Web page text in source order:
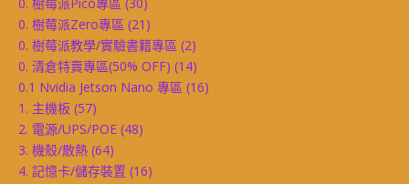
0. 樹莓派Pico專區 (30)
0. 樹莓派Zero專區 (21)
0. 樹莓派教學/實驗書籍專區 (2)
0. 清倉特賣專區(50% OFF) (14)
0.1 Nvidia Jetson Nano 專區 (16)
1. 主機板 (57)
2. 電源/UPS/POE (48)
3. 機殼/散熱 (64)
4. 記憶卡/儲存裝置 (16)